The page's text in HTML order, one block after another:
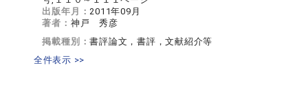
出版年月：2011年09月
著者： 神戸 秀彦
掲載種別：書評論文，書評，文献紹介等
全件表示 >>